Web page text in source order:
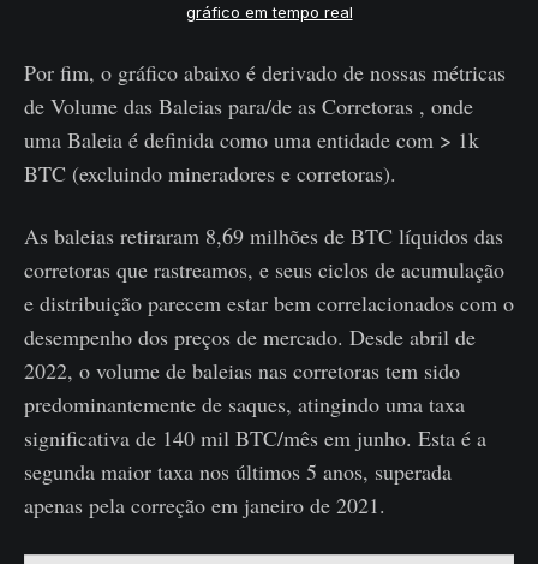
gráfico em tempo real
Por fim, o gráfico abaixo é derivado de nossas métricas
de Volume das Baleias para/de as Corretoras , onde
uma Baleia é definida como uma entidade com > 1k
BTC (excluindo mineradores e corretoras).
As baleias retiraram 8,69 milhões de BTC líquidos das
corretoras que rastreamos, e seus ciclos de acumulação
e distribuição parecem estar bem correlacionados com o
desempenho dos preços de mercado. Desde abril de
2022, o volume de baleias nas corretoras tem sido
predominantemente de saques, atingindo uma taxa
significativa de 140 mil BTC/mês em junho. Esta é a
segunda maior taxa nos últimos 5 anos, superada
apenas pela correção em janeiro de 2021.